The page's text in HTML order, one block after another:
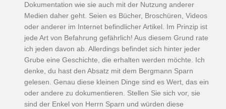
Dokumentation wie sie auch mit der Nutzung anderer
Medien daher geht. Seien es Bücher, Broschüren, Videos
oder anderer im Internet befindlicher Artikel. Im Prinzip ist
jede Art von Befahrung gefährlich! Aus diesem Grund rate
ich jeden davon ab. Allerdings befindet sich hinter jeder
Grube eine Geschichte, die erhalten werden möchte. Ich
denke, du hast den Absatz mit dem Bergmann Sparn
gelesen. Genau diese kleinen Dinge sind es Wert, das ein
oder andere zu dokumentieren. Stellen Sie sich vor, sie
sind der Enkel von Herrn Sparn und würden diese